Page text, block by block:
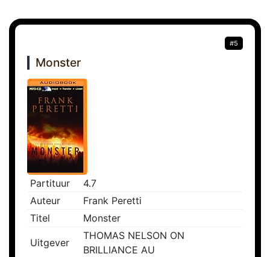
#5
Monster
Partituur
4.7
Auteur
Frank Peretti
Titel
Monster
Uitgever
THOMAS NELSON ON
BRILLIANCE AU